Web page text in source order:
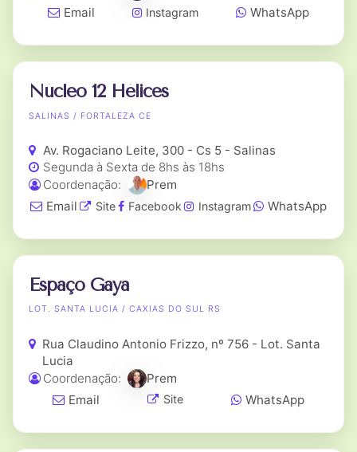
Email
Instagram WhatsApp
Núcleo 12 Hélices
SALINAS / FORTALEZA CE
Av. Rogaciano Leite, 300 - Cs 5 - Salinas
Segunda à Sexta de 8hs às 18hs
Coordenação:
Prem
Email
Site Facebook Instagram WhatsApp
Espaço Gaya
LOT. SANTA LUCIA / CAXIAS DO SUL RS
Rua Claudino Antonio Frizzo, nº 756 - Lot. Santa
Lucia
Coordenação:
Prem
Email
Site WhatsApp